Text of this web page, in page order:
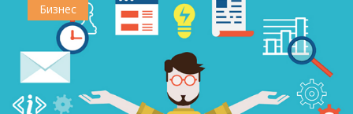
Бизнес